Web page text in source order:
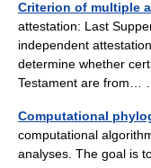
Criterion of multiple
attestation: Last
independent
determine whether
Testament are
Computational
computational
analyses. The goal is